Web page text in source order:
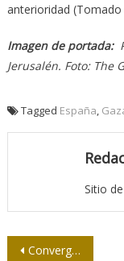
anterioridad (Tomado
Imagen de portada:
Jerusalén. Foto: The
Tagged España
Sitio
Convergencias (Galería El reino de este mundo). Fotos: Roberto Chile. Décimas: Alexis Díaz Pimienta